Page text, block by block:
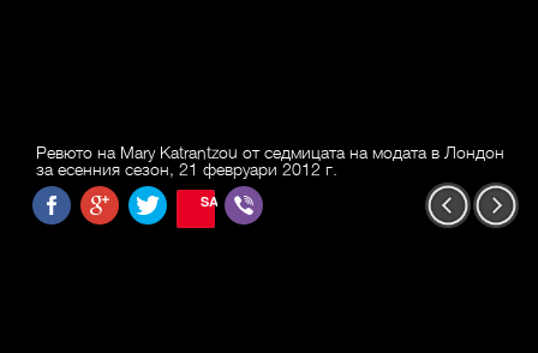
Ревюто на Mary Katrantzou от седмицата на модата в Лондон
за есенния сезон, 21 февруари 2012 г.
SAVE